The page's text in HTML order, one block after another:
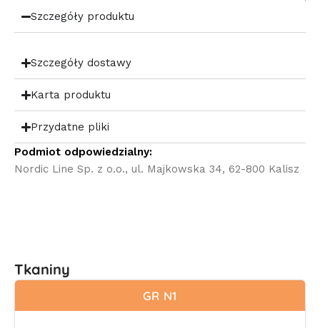
Szczegóły produktu
Szczegóły dostawy
Karta produktu
Przydatne pliki
Podmiot odpowiedzialny:
Nordic Line Sp. z o.o., ul. Majkowska 34, 62-800 Kalisz
Tkaniny
GR N1